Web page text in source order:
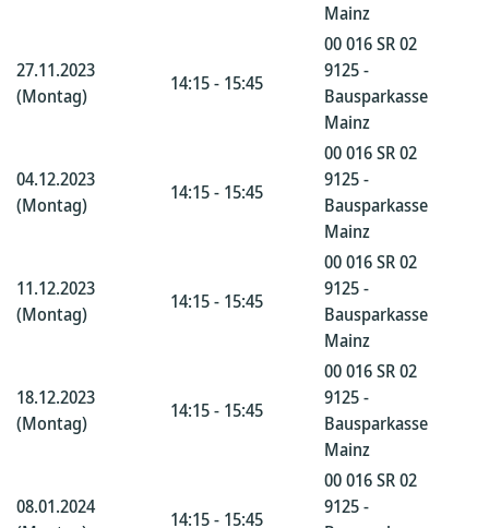
Mainz
27.11.2023
(Montag)
14:15 - 15:45
00 016 SR 02
9125 -
Bausparkasse
Mainz
04.12.2023
(Montag)
14:15 - 15:45
00 016 SR 02
9125 -
Bausparkasse
Mainz
11.12.2023
(Montag)
14:15 - 15:45
00 016 SR 02
9125 -
Bausparkasse
Mainz
18.12.2023
(Montag)
14:15 - 15:45
00 016 SR 02
9125 -
Bausparkasse
Mainz
08.01.2024
14:15 - 15:45
00 016 SR 02
9125 -